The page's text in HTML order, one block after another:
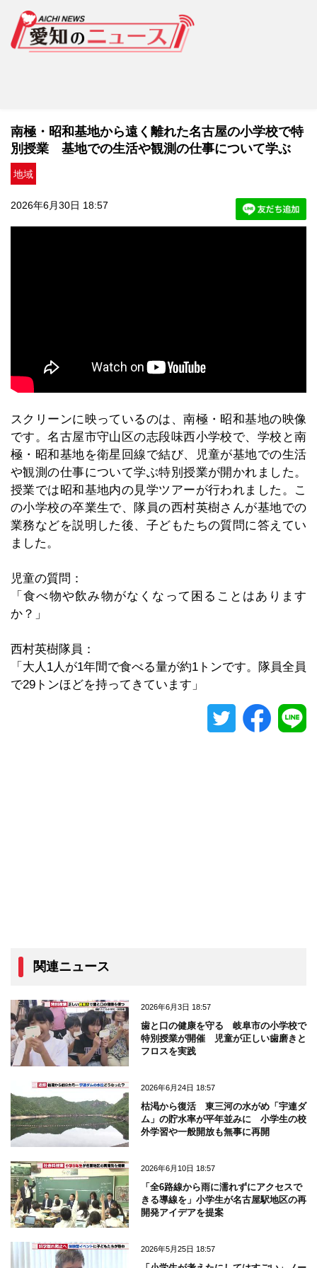
南極・昭和基地から遠く離れた名古屋の小学校で特
別授業 基地での生活や観測の仕事について学ぶ
地域
2026年6月30日 18:57
スクリーンに映っているのは、南極・昭和基地の映像
です。名古屋市守山区の志段味西小学校で、学校と南
極・昭和基地を衛星回線で結び、児童が基地での生活
や観測の仕事について学ぶ特別授業が開かれました。
授業では昭和基地内の見学ツアーが行われました。こ
の小学校の卒業生で、隊員の西村英樹さんが基地での
業務などを説明した後、子どもたちの質問に答えてい
ました。
児童の質問：
「食べ物や飲み物がなくなって困ることはあります
か？」
西村英樹隊員：
「大人1人が1年間で食べる量が約1トンです。隊員全員
で29トンほどを持ってきています」
関連ニュース
2026年6月3日 18:57
歯と口の健康を守る 岐阜市の小学校で
特別授業が開催 児童が正しい歯磨きと
フロスを実践
2026年6月24日 18:57
枯渇から復活 東三河の水がめ「宇連ダ
ム」の貯水率が平年並みに 小学生の校
外学習や一般開放も無事に再開
2026年6月10日 18:57
「全6路線から雨に濡れずにアクセスで
きる導線を」小学生が名古屋駅地区の再
開発アイデアを提案
2026年5月25日 18:57